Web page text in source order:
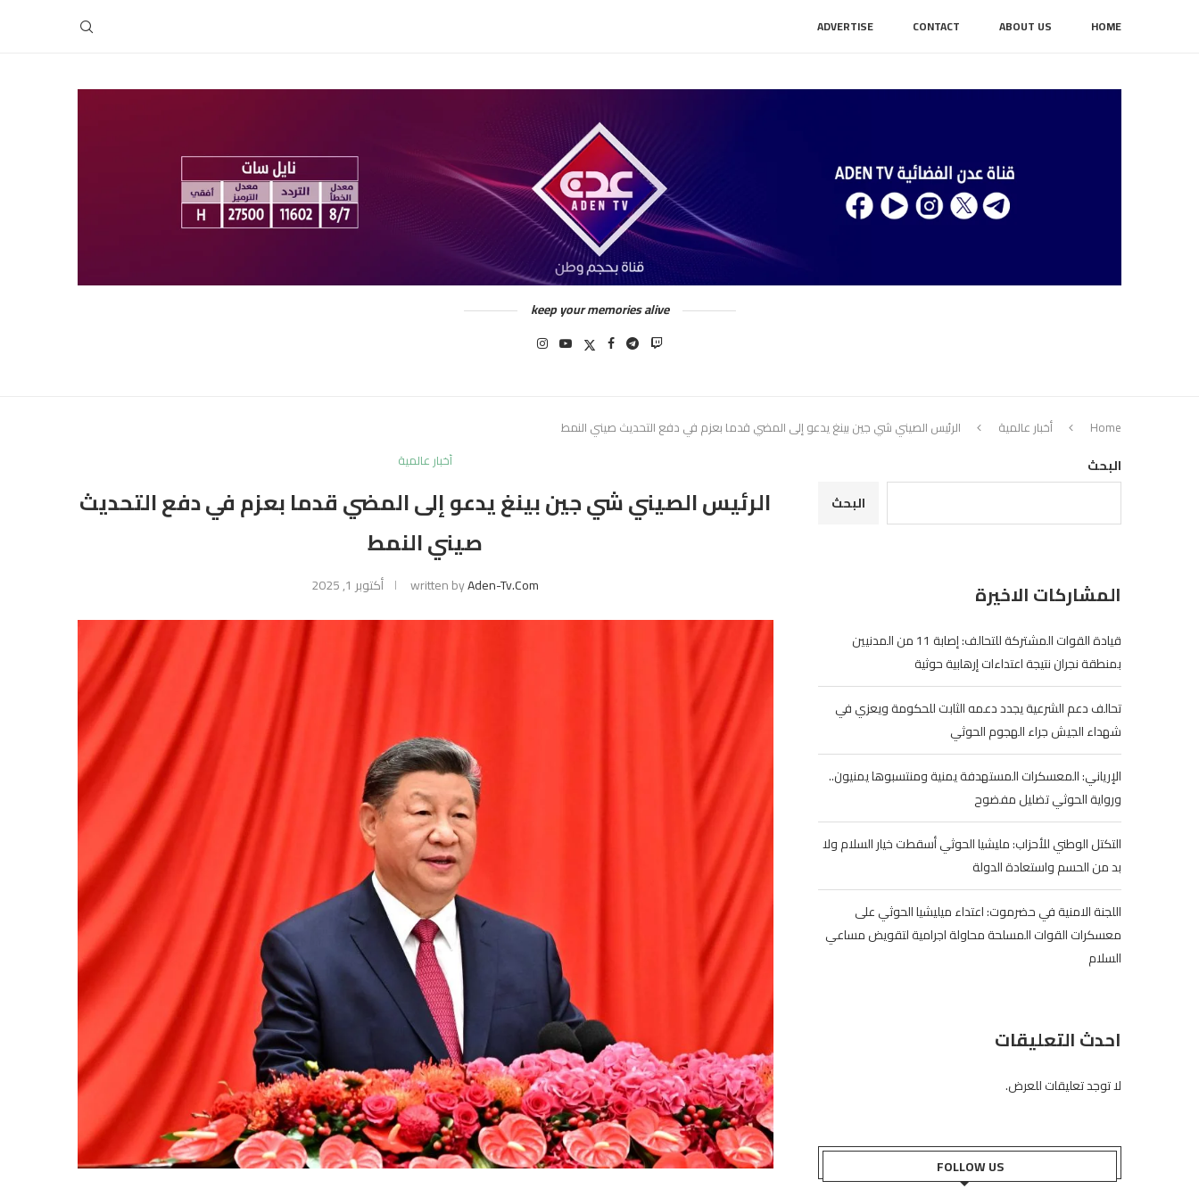
HOME
ABOUT US
CONTACT
ADVERTISE
keep your memories alive
Home أخبار عالمية
الرئيس الصيني شي جين بينغ يدعو إلى المضي قدما بعزم في دفع التحديث صيني النمط
أخبار عالمية
الرئيس الصيني شي جين بينغ يدعو إلى المضي قدما بعزم في دفع التحديث
صيني النمط
written byAden-Tv.com أكتوبر 1, 2025
البحث
البحث
المشاركات الاخيرة
قيادة القوات المشتركة للتحالف: إصابة 11 من المدنيين
بمنطقة نجران نتيجة اعتداءات إرهابية حوثية
تحالف دعم الشرعية يجدد دعمه الثابت للحكومة ويعزي في
شهداء الجيش جراء الهجوم الحوثي
الإرياني: المعسكرات المستهدفة يمنية ومنتسبوها يمنيون..
ورواية الحوثي تضليل مفضوح
التكتل الوطني للأحزاب: مليشيا الحوثي أسقطت خيار السلام ولا
بد من الحسم واستعادة الدولة
اللجنة الامنية في حضرموت: اعتداء ميليشيا الحوثي على
معسكرات القوات المسلحة محاولة اجرامية لتقويض مساعي
السلام
احدث التعليقات
لا توجد تعليقات للعرض.
FOLLOW US